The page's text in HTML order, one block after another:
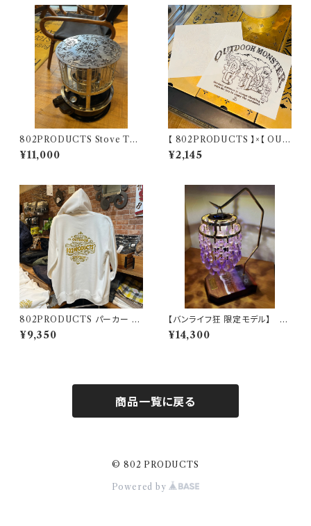
802PRODUCTS Stove Top
パセコ用 ストーブトップ【 802P
RODUCTS 】
¥11,000
【 802PRODUCTS 】×【 OUT
DOORMONSTER 】802KO
BO’S カッティングステッカー ア
¥2,145
802PRODUCTS パーカー ホ
ワイト WH
¥9,350
【バンライフ狂 限定モデル】 6
0'sクリスタルシャンデリアシェ
ード パープル 【 802PRODUC
¥14,300
商品一覧に戻る
© 802 PRODUCTS
Powered by